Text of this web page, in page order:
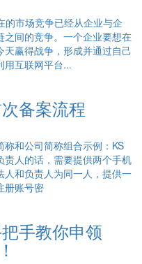
的市场竞争已经从企业与企
间的竞争。一个企业要想在
赢得战争，形成并通过自己
用互联网平台...
备案流程
和公司简称组合示例：KS
人的话，需要提供两个手机
和负责人为同一人，提供一
册账号密
手教你申领